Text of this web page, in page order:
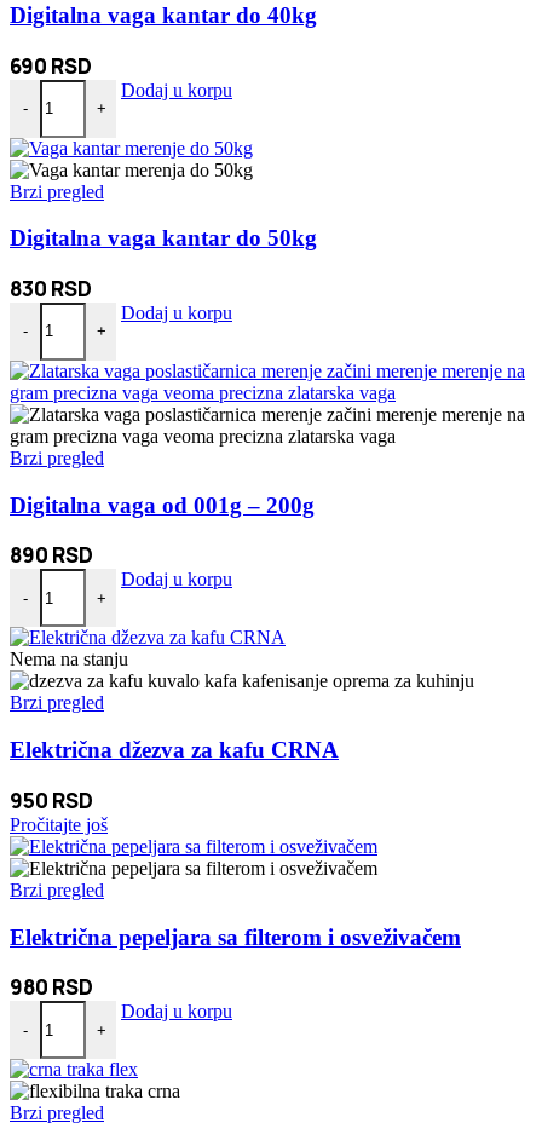
Digitalna vaga kantar do 40kg
690 RSD
-
Digitalna vaga kantar do 40kg količina
+
Dodaj u korpu
Brzi pregled
Digitalna vaga kantar do 50kg
830 RSD
-
Digitalna vaga kantar do 50kg količina
+
Dodaj u korpu
Brzi pregled
Digitalna vaga od 001g – 200g
890 RSD
-
Digitalna vaga od 001g - 200g količina
+
Dodaj u korpu
Nema na stanju
Brzi pregled
Električna džezva za kafu CRNA
950 RSD
Pročitajte još
Brzi pregled
Električna pepeljara sa filterom i osveživačem
980 RSD
-
Električna pepeljara sa filterom i osveživačem količina
+
Dodaj u korpu
Brzi pregled